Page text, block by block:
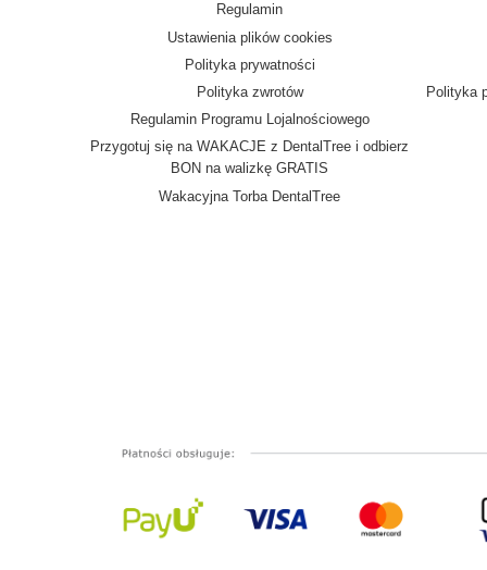
Regulamin
Ustawienia plików cookies
Polityka prywatności
Polityka zwrotów
Regulamin Programu Lojalnościowego
Przygotuj się na WAKACJE z DentalTree i odbierz
BON na walizkę GRATIS
Wakacyjna Torba DentalTree
Polityka